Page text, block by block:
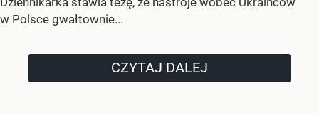
w Polsce gwałtownie...
CZYTAJ DALEJ